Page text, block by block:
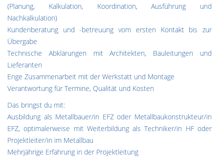
(Planung, Kalkulation, Koordination, Ausführung und
Nachkalkulation)
Kundenberatung und -betreuung vom ersten Kontakt bis zur
Übergabe
Technische Abklärungen mit Architekten, Bauleitungen und
Lieferanten
Enge Zusammenarbeit mit der Werkstatt und Montage
Verantwortung für Termine, Qualität und Kosten
Das bringst du mit:
Ausbildung als Metallbauer/in EFZ oder Metallbaukonstrukteur/in
EFZ, optimalerweise mit Weiterbildung als Techniker/in HF oder
Projektleiter/in im Metallbau
Mehrjährige Erfahrung in der Projektleitung